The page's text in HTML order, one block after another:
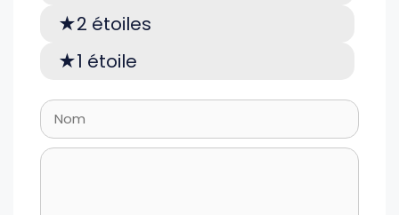
2 étoiles
1 étoile